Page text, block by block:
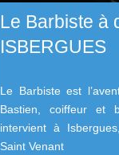
Le Barbiste à
ISBERGUES
Le Barbiste est
Bastien, coiffeur et
intervient à
Saint Venant